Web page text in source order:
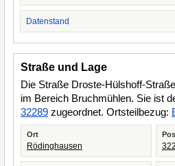
Datenstand
Straße und Lage
Die Straße Droste-Hülshoff-
im Bereich Bruchmühlen. Sie ist
32289 zugeordnet. Ortsteilbezug:
Ort
Rödinghausen